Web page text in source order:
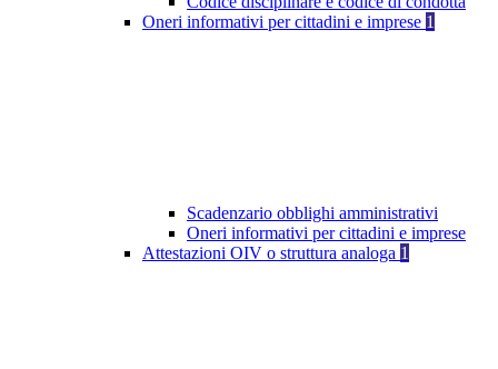
Oneri informativi per cittadini e imprese 1
Scadenzario obblighi amministrativi
Oneri informativi per cittadini e imprese
Attestazioni OIV o struttura analoga 1